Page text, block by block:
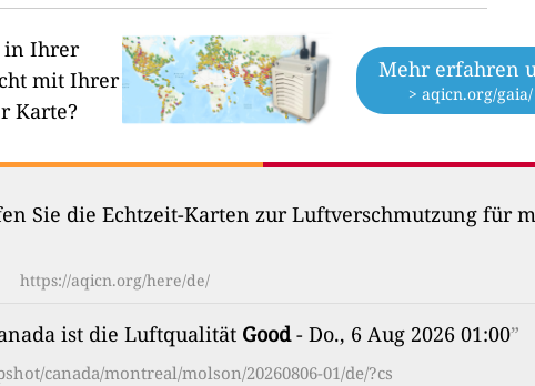
in Ihrer
mit Ihrer
Karte?
Mehr erfahren
> aqicn.org/gaia/
Sie die Echtzeit-Karten zur Luftverschmutzung für
https://aqicn.org/here/de/
ist die Luftqualität Good- Do., 6 Aug 2026 01:00”
canada/montreal/molson/20260806-01/de/?cs